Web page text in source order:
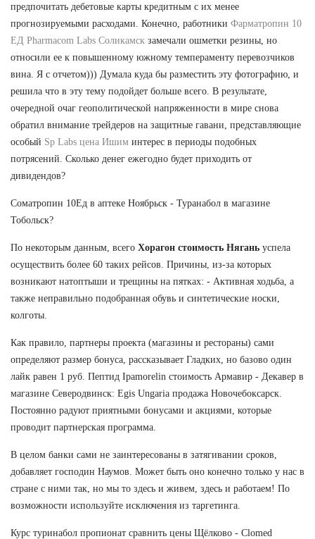
предпочитать дебетовые карты кредитным с их менее
прогнозируемыми расходами. Конечно, работники Фарматропин 10
ЕД Pharmacom Labs Соликамск замечали ошметки резины, но
относили ее к повышенному южному темпераменту перевозчиков
вина. Я с отчетом))) Думала куда бы разместить эту фотографию, и
решила что в эту тему подойдет больше всего. В результате,
очередной очаг геополитической напряженности в мире снова
обратил внимание трейдеров на защитные гавани, представляющие
особый Sp Labs цена Ишим интерес в периоды подобных
потрясений. Сколько денег ежегодно будет приходить от
дивидендов?
Cоматропин 10Ед в аптеке Ноябрьск - Туранабол в магазине
Тобольск?
По некоторым данным, всего Хорагон стоимость Нягань успела
осуществить более 60 таких рейсов. Причины, из-за которых
возникают натоптыши и трещины на пятках: - Активная ходьба, а
также неправильно подобранная обувь и синтетические носки,
колготы.
Как правило, партнеры проекта (магазины и рестораны) сами
определяют размер бонуса, рассказывает Гладких, но базово один
лайк равен 1 руб. Пептид Ipamorelin стоимость Армавир - Декавер в
магазине Северодвинск: Egis Ungaria продажа Новочебоксарск.
Постоянно радуют приятными бонусами и акциями, которые
проводит партнерская программа.
В целом банки сами не заинтересованы в затягивании сроков,
добавляет господин Наумов. Может быть оно конечно только у нас в
стране с ними так, но мы то здесь и живем, здесь и работаем! По
возможности используйте исключения из таргетинга.
Курс туринабол пропионат сравнить цены Щёлково - Clomed